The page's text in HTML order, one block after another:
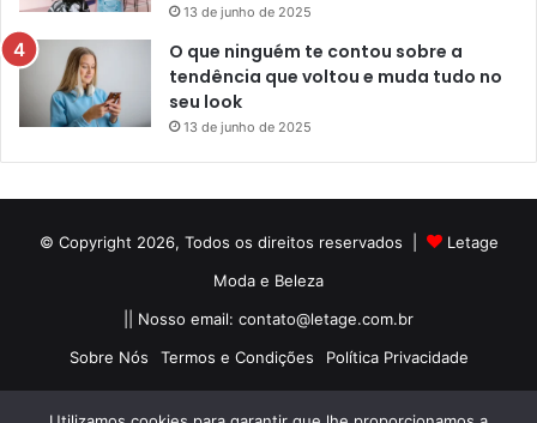
13 de junho de 2025
O que ninguém te contou sobre a
tendência que voltou e muda tudo no
seu look
13 de junho de 2025
© Copyright 2026, Todos os direitos reservados |
Letage
Moda e Beleza
|| Nosso email: contato@letage.com.br
Sobre Nós
Termos e Condições Política Privacidade
FacebookPinterestInstagram